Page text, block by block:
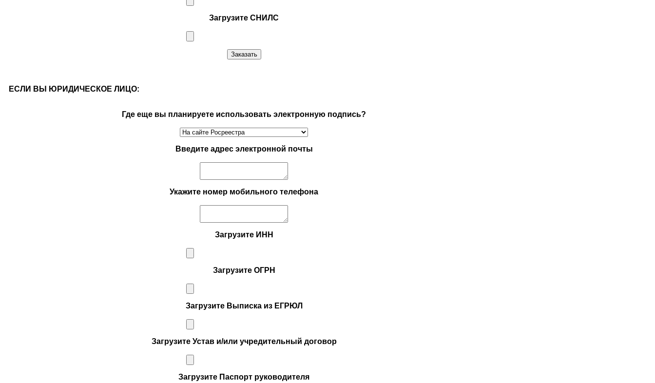
Загрузите СНИЛС
ЕСЛИ ВЫ ЮРИДИЧЕСКОЕ ЛИЦО:
Где еще вы планируете использовать электронную подпись?
Введите адрес электронной почты
Укажите номер мобильного телефона
Загрузите ИНН
Загрузите ОГРН
Загрузите Выписка из ЕГРЮЛ
Загрузите Устав и/или учредительный договор
Загрузите Паспорт руководителя